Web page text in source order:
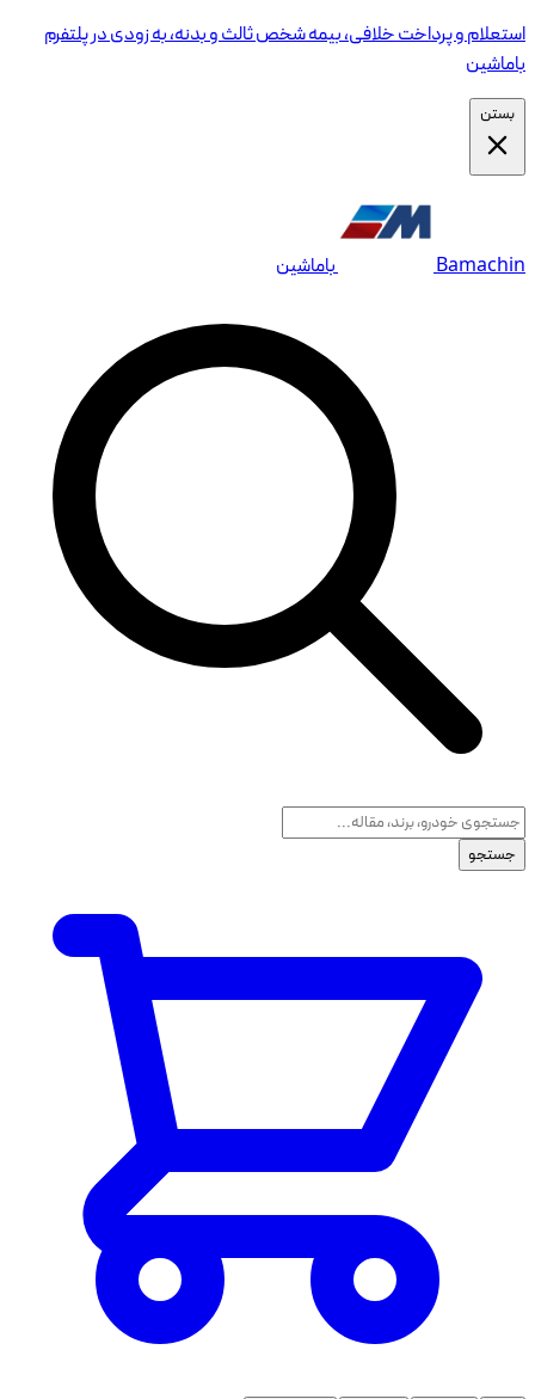
استعلام و پرداخت خلافی، بیمه شخص ثالث و بدنه، به زودی در پلتفرم
باماشین
بستن
Bamachin باماشین
جستجو